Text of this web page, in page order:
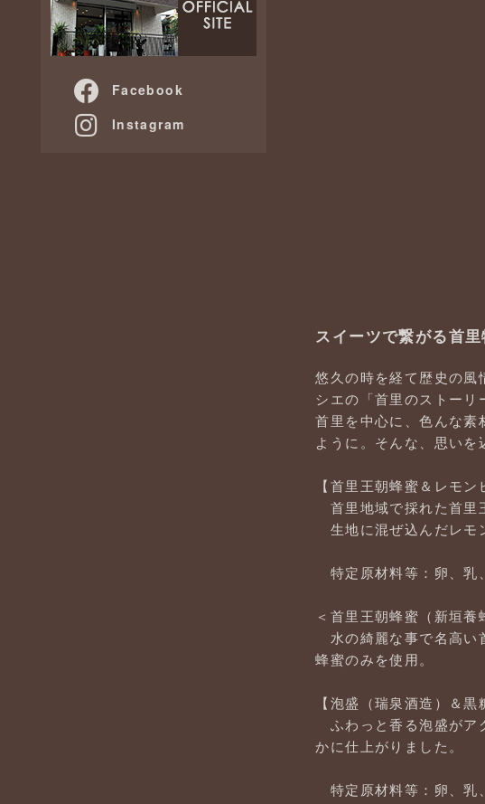
Facebook
Instagram
スイーツで繋がる首
悠久の時を経て歴史の風
シエの「首里のストーリ
首里を中心に、色んな素
ように。そんな、思いを
【首里王朝蜂蜜＆レモ
首里地域で採れた首里
生地に混ぜ込んだレモ
特定原材料等：卵、乳
＜首里王朝蜂蜜（新垣養
水の綺麗な事で名高い
蜂蜜のみを使用。
【泡盛（瑞泉酒造）＆
ふわっと香る泡盛がア
かに仕上がりました。
特定原材料等：卵、乳